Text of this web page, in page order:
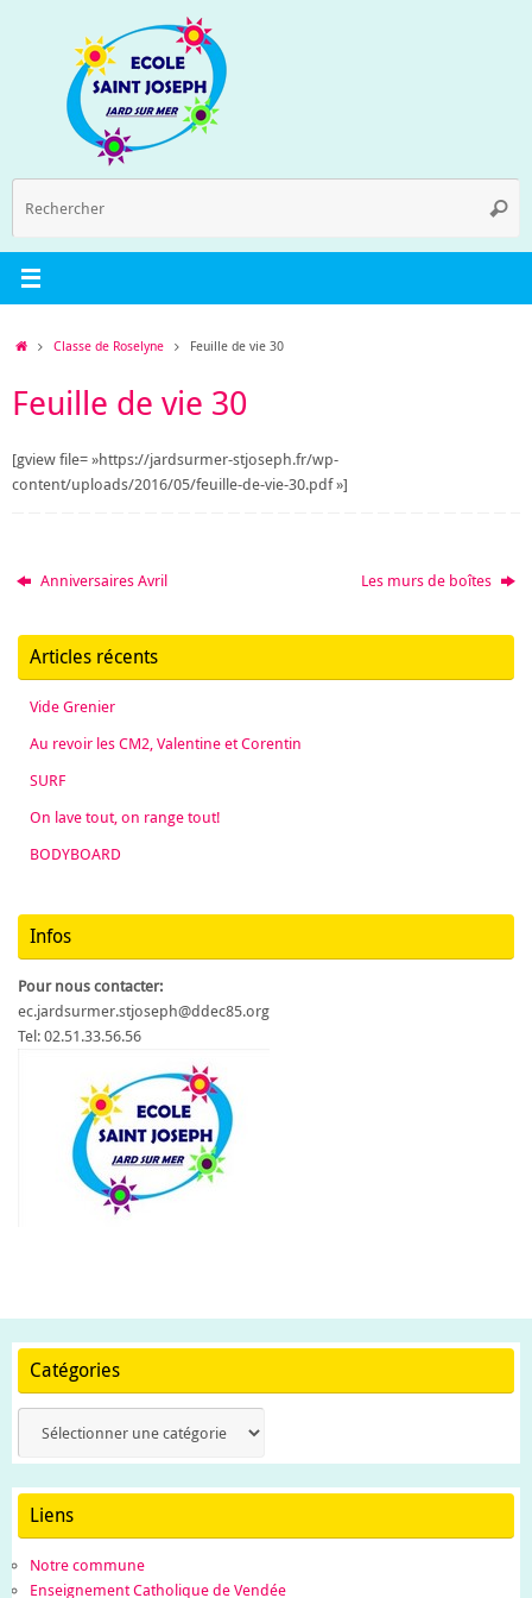
AccueilClasse de Roselyne Feuille de vie 30
Feuille de vie 30
[gview file= »https://jardsurmer-stjoseph.fr/wp-
content/uploads/2016/05/feuille-de-vie-30.pdf »]
Anniversaires Avril Les murs de boîtes
Articles récents
Vide Grenier
Au revoir les CM2, Valentine et Corentin
SURF
On lave tout, on range tout!
BODYBOARD
Infos
Pour nous contacter:
ec.jardsurmer.stjoseph@ddec85.org
Tel: 02.51.33.56.56
Catégories
Liens
Notre commune
Enseignement Catholique de Vendée